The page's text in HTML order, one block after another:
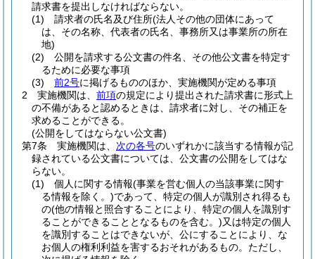
請求書を提出しなければならない。
(1)
請求者の氏名及び住所(法人その他の団体にあって
は、その名称、代表者の氏名、事務所又は事業所の所在
地)
(2)
公開を請求する公文書の件名、その他公文書を特定す
るために必要な事項
(3)
前2号に掲げるもののほか、実施機関が定める事項
2
実施機関は、 前項の規定により提出された請求書に形式上
の不備があると認めるときは、請求者に対し、その補正を
求めることができる。
(公開をしてはならない公文書)
第7条
実施機関は、 次の各号のいずれかに該当する情報が記
録されている公文書については、公文書の公開をしてはな
らない。
(1)
個人に関する情報(事業を営む個人の当該事業に関す
る情報を除く。)であって、特定の個人が識別され得るも
の(他の情報と照合することにより、特定の個人を識別す
ることができることとなるものを含む。)又は特定の個人
を識別することはできないが、公にすることにより、な
お個人の権利利益を害するおそれがあるもの。 ただし、